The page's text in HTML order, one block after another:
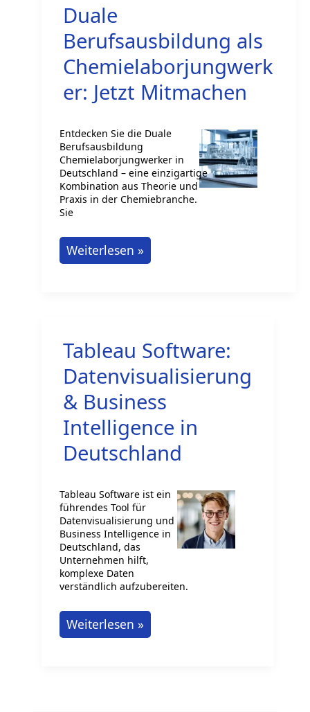
stelle
Sichern
Duale
Berufsausbildung als
Chemielaborjungwerk
er: Jetzt Mitmachen
Entdecken Sie die Duale
Berufsausbildung
Chemielaborjungwerker in
Deutschland – eine einzigartige
Kombination aus Theorie und
Praxis in der Chemiebranche.
Sie
Duale
Berufsausbildung
Mitmachen
Weiterlesen »
Tableau Software:
Datenvisualisierung
& Business
Intelligence in
Deutschland
Tableau Software ist ein
führendes Tool für
Datenvisualisierung und
Business Intelligence in
Deutschland, das
Unternehmen hilft,
komplexe Daten
verständlich aufzubereiten.
Tableau
Software:
Weiterlesen »